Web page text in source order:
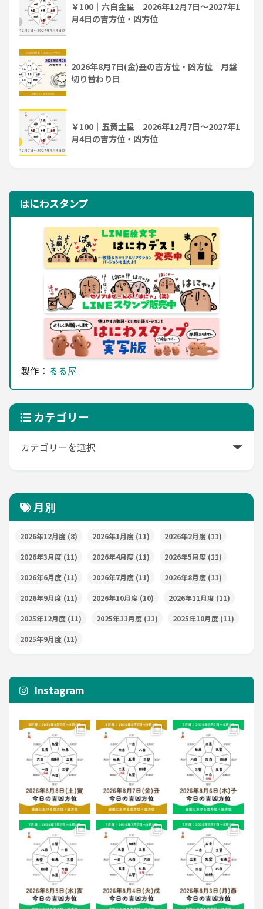
￥100｜六白金星｜2026年12月7日～2027年1
月4日の吉方位・凶方位
2026年8月7日(金)丑の吉方位・凶方位｜月盤
切り替わり日
￥100｜五黄土星｜2026年12月7日～2027年1
月4日の吉方位・凶方位
はにわスタンプ
製作： るる屋
カテゴリー
月別
2026年12月度 (8) 2026年1月度 (11) 2026年2月度 (11)
2026年3月度 (11) 2026年4月度 (11) 2026年5月度 (11)
2026年6月度 (11) 2026年7月度 (11) 2026年8月度 (11)
2026年9月度 (11) 2026年10月度 (10) 2026年11月度 (11)
2025年12月度 (11) 2025年11月度 (11) 2025年10月度 (11)
2025年9月度 (11)
Instagram